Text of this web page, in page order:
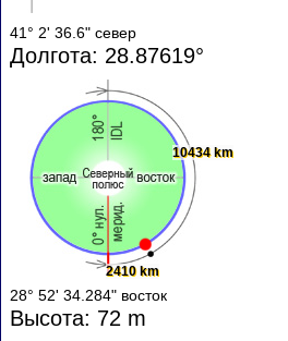
41° 2' 36.6" север
Долгота: 28.87619°
2410 km
10434 km
28° 52' 34.284" восток
Высота: 72 m